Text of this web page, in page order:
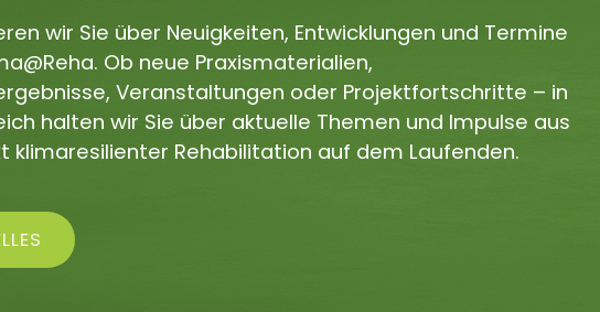
wir Sie über Neuigkeiten, Entwicklungen und Termine
Ob neue Praxismaterialien,
Veranstaltungen oder Projektfortschritte – in
halten wir Sie über aktuelle Themen und Impulse aus
klimaresilienter Rehabilitation auf dem Laufenden.